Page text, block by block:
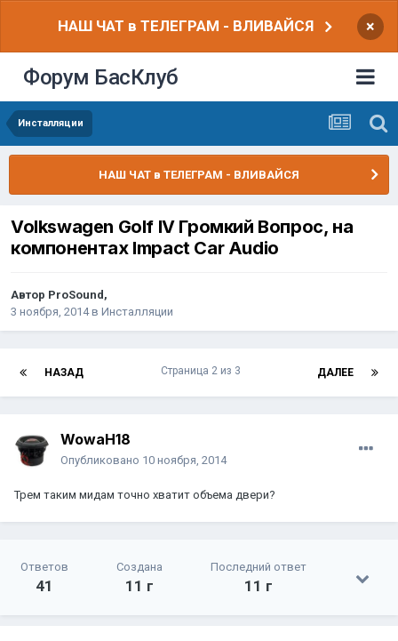
НАШ ЧАТ в ТЕЛЕГРАМ - ВЛИВАЙСЯ ×
Форум БасКлуб
Инсталляции
НАШ ЧАТ в ТЕЛЕГРАМ - ВЛИВАЙСЯ
Volkswagen Golf IV Громкий Вопрос, на
компонентах Impact Car Audio
Автор ProSound ,
3 ноября, 2014в Инсталляции
НАЗАД ДАЛЕЕ
Страница 2 из 3
WowaH18
Опубликовано 10 ноября, 2014
Трем таким мидам точно хватит объема двери?
Ответов
41
Создана
11 г
Последний ответ
11 г